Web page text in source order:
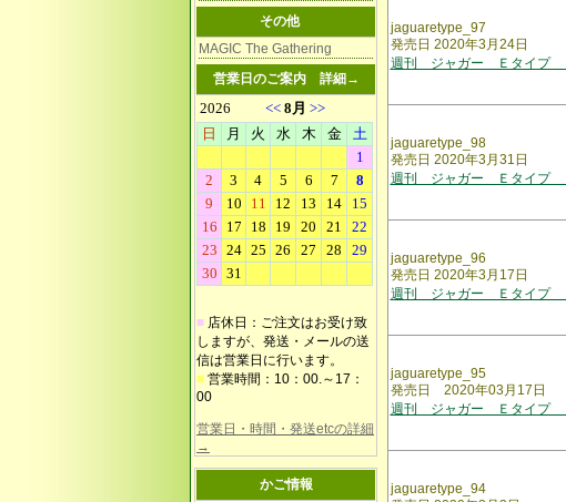
その他
MAGIC The Gathering
営業日のご案内 詳細→
■ 店休日：ご注文はお受け致
しますが、発送・メールの送
信は営業日に行います。
■ 営業時間：10：00.～17：
00
営業日・時間・発送etcの詳細
→
かご情報
jaguaretype_97
発売日 2020年3月24日
週刊 ジャガー Ｅタイプ
jaguaretype_98
発売日 2020年3月31日
週刊 ジャガー Ｅタイプ
jaguaretype_96
発売日 2020年3月17日
週刊 ジャガー Ｅタイプ
jaguaretype_95
発売日 2020年03月17日
週刊 ジャガー Ｅタイプ
jaguaretype_94